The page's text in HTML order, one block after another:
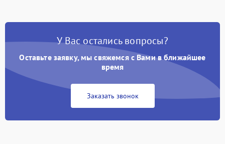
У Вас остались вопросы?
Оставьте заявку, мы свяжемся с Вами в ближайшее
время
Заказать звонок